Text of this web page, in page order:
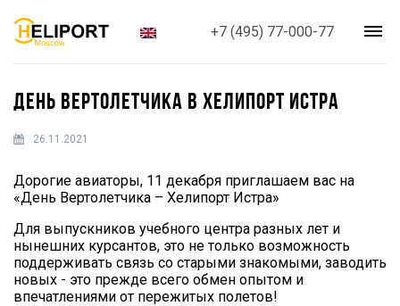
+7 (495) 77-000-77
ДЕНЬ ВЕРТОЛЕТЧИКА В ХЕЛИПОРТ ИСТРА
26.11.2021
Дорогие авиаторы, 11 декабря приглашаем вас на
«День Вертолетчика – Хелипорт Истра»
Для выпускников учебного центра разных лет и
нынешних курсантов, это не только возможность
поддерживать связь со старыми знакомыми, заводить
новых - это прежде всего обмен опытом и
впечатлениями от пережитых полетов!